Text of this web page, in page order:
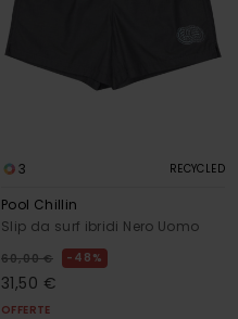
3 RECYCLED
Pool Chillin
Slip da surf ibridi Nero Uomo
60,00 € 48%
31,50 €
OFFERTE